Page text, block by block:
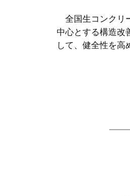
全国生コンクリ
中心とする構造改
して、健全性を高